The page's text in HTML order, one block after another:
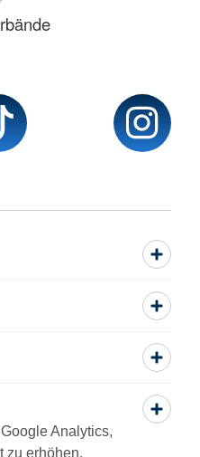
Analytics,
zu erhöhen.